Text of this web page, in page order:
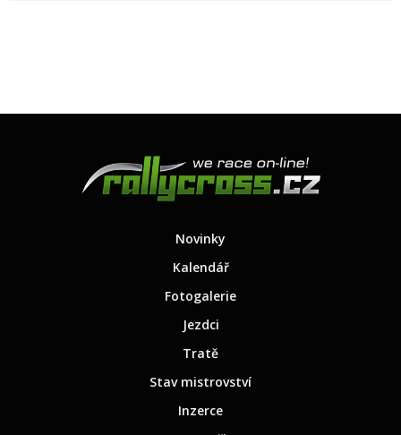
Novinky
Kalendář
Fotogalerie
Jezdci
Tratě
Stav mistrovství
Inzerce